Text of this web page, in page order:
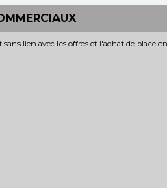
lien avec les offres et l'achat de place